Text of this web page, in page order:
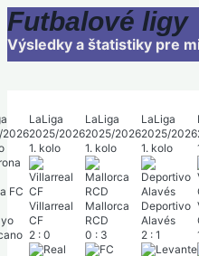
Skip
to
content
Futbalové ligy
Výsledky a štatistiky pre
2026
FC
LaLiga
2025/2026
1. kolo
Villarreal
CF
2 : 0
LaLiga
2025/2026
1. kolo
Mallorca
RCD
0 : 3
LaLiga
2025/2026
1. kolo
Deportivo
Alavés
2 : 1